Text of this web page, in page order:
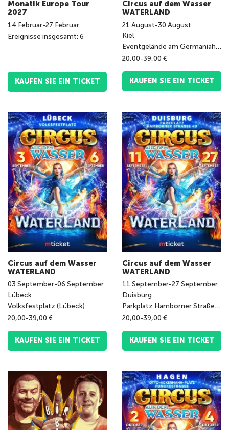
Monatik Europe Tour
2027
14 Februar-27 Februar
Ereignisse insgesamt: 6
KAUFEN SIE EIN TICKET
Circus auf dem Wasser
WATERLAND
21 August-30 August
Kiel
Eventgelände am Germaniahafen
20,00-39,00 €
KAUFEN SIE EIN TICKET
Circus auf dem Wasser
WATERLAND
03 September-06 September
Lübeck
Volksfestplatz (Lübeck)
20,00-39,00 €
KAUFEN SIE EIN TICKET
Circus auf dem Wasser
WATERLAND
11 September-27 September
Duisburg
Parkplatz Hamborner Straße 40
20,00-39,00 €
KAUFEN SIE EIN TICKET